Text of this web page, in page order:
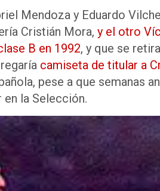
Mendoza y Eduardo
Cristián Mora, y el otro
B en 1992, y que se
camiseta de titular a
pese a que semanas
en la Selección.